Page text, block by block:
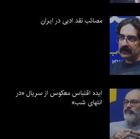
مصائب نقد ادبی در ایران
ایده اقتباس معکوس از سریال «در
انتهای شب»